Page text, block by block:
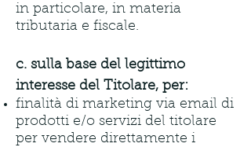
in particolare, in materia
tributaria e fiscale.
c. sulla base del legittimo
interesse del Titolare, per:
finalità di marketing via email di
prodotti e/o servizi del titolare
per vendere direttamente i